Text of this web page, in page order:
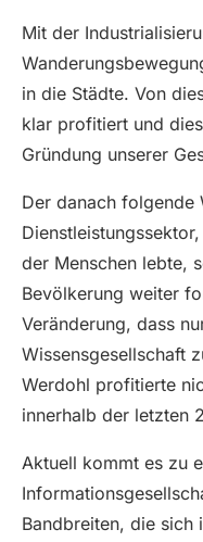
Mit der
in die Städte. Von
klar profitiert und
Gründung unserer
Der danach folgende
der Menschen lebte,
Bevölkerung weiter
Veränderung, dass
Wissensgesellschaft
Werdohl profitierte
innerhalb der letzten
Aktuell kommt es zu
Bandbreiten, die sich